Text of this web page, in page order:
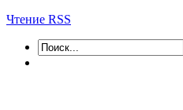
Чтение RSS